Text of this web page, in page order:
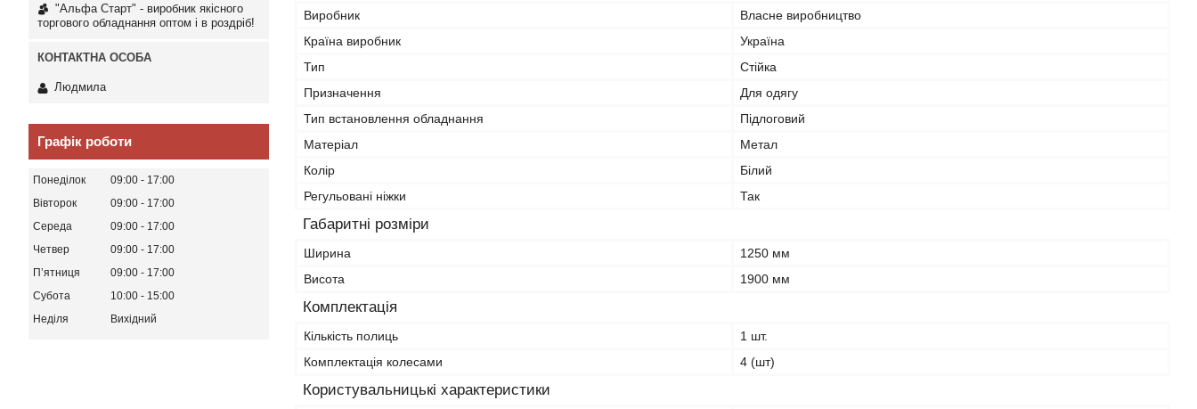
Виробник
Власне виробництво
Країна виробник
Україна
Тип
Стійка
Призначення
Для одягу
Тип встановлення обладнання
Підлоговий
Матеріал
Метал
Колір
Білий
Регульовані ніжки
Так
Габаритні розміри
Ширина
1250 мм
Висота
1900 мм
Комплектація
Кількість полиць
1 шт.
Комплектація колесами
4 (шт)
Користувальницькі характеристики
"Альфа Старт" - виробник якісного
торгового обладнання оптом і в роздріб!
Людмила
Графік роботи
Понеділок 09:00
17:00
Вівторок
09:00
17:00
Середа
09:00
17:00
Четвер
09:00
17:00
Пʼятниця
09:00
17:00
Субота
10:00
15:00
Неділя
Вихідний